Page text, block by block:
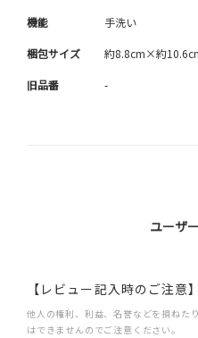
機能 手洗い
梱包サイズ 約8.8cm×約
旧品番 -
ユーザ
【レビュー記入時のご注意】
他人の権利、利益、名誉などを損ねた
はできませんのでご注意ください。